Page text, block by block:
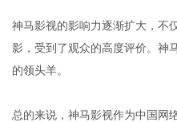
神马影视的影响力逐渐扩大，不
影，受到了观众的高度评价。神
的领头羊。
总的来说，神马影视作为中国网